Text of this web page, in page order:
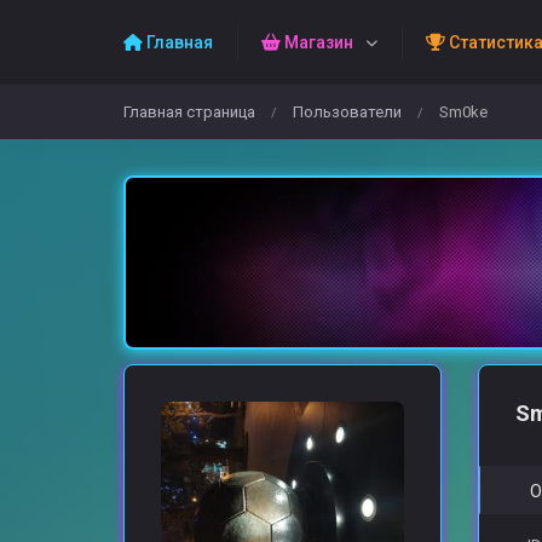
Главная Магазин Статистика
Главная страница / Пользователи / Sm0ke